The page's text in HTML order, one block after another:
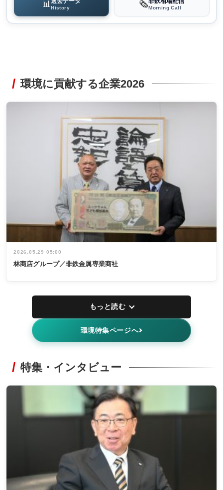
📊History 🗞️Morning Call
環境に貢献する企業2026
2026.05.29 05:00
林商店グループ／非鉄金属専業商社
もっと読む
環境特集ページへ
特集・インタビュー